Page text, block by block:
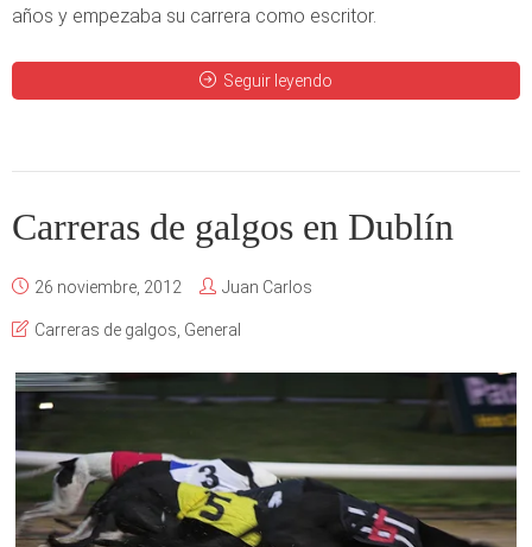
años y empezaba su carrera como escritor.
Seguir leyendo
Carreras de galgos en Dublín
26 noviembre, 2012 Juan Carlos
Carreras de galgos, General